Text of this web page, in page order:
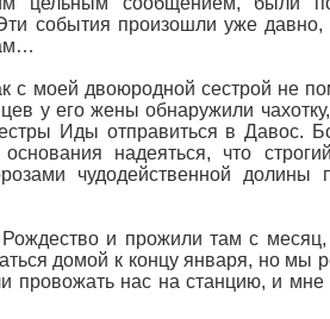
события произошли уже давно,
с моей двоюродной сестрой не
у его жены обнаружили
Иды отправиться в Давос.
надеяться, что
чудодейственной долины
и прожили там с месяц,
домой к концу января, но мы
провожать нас на станцию, и мне